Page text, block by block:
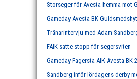
Storseger för Avesta hemma mot
Gameday Avesta BK-
Tränarintervju med Adam
FAIK satte stopp för segersviten
Gameday Fagersta AIK-Avesta BK
Sandberg inför lördagens derby